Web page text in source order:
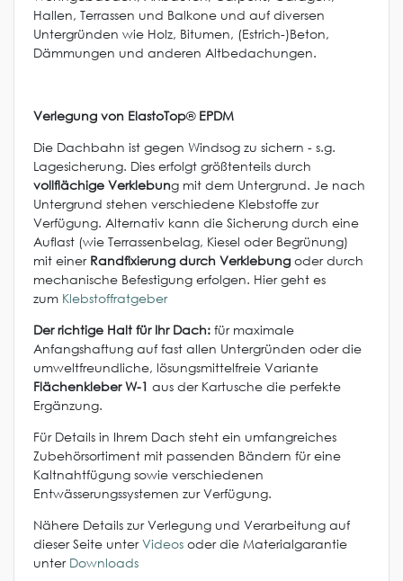
Hallen, Terrassen und Balkone und auf diversen
Untergründen wie Holz, Bitumen, (Estrich-)Beton,
Dämmungen und anderen Altbedachungen.
Verlegung von ElastoTop®EPDM
Die Dachbahn ist gegen Windsog zu sichern - s.g.
Lagesicherung. Dies erfolgt größtenteils durch
vollflächige Verklebung mit dem Untergrund. Je nach
Untergrund stehen verschiedene Klebstoffe zur
Verfügung. Alternativ kann die Sicherung durch eine
Auflast (wie Terrassenbelag, Kiesel oder Begrünung)
mit einer Randfixierung durch Verklebung oder durch
mechanische Befestigung erfolgen. Hier geht es
zum Klebstoffratgeber
Der richtige Halt für Ihr Dach: für maximale
Anfangshaftung auf fast allen Untergründen oder die
umweltfreundliche, lösungsmittelfreie Variante
Flächenkleber W-1 aus der Kartusche die perfekte
Ergänzung.
Für Details in Ihrem Dach steht ein umfangreiches
Zubehörsortiment mit passenden Bändern für eine
Kaltnahtfügung sowie verschiedenen
Entwässerungssystemen zur Verfügung.
Nähere Details zur Verlegung und Verarbeitung auf
dieser Seite unterVideos oder die Materialgarantie
unter Downloads